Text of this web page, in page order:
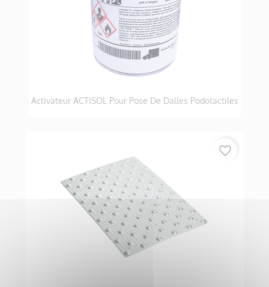
Activateur ACTISOL Pour Pose De Dalles Podotactiles
favorite_border